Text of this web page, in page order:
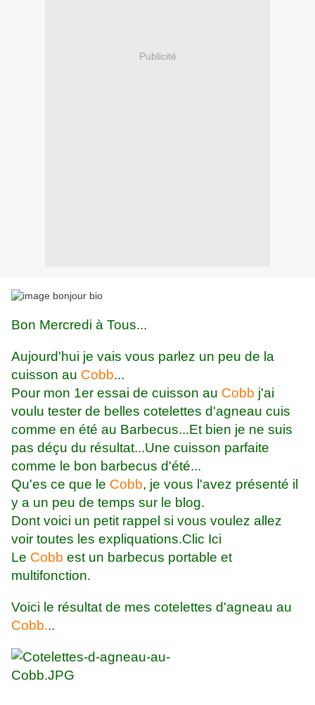
Publicité
Bon Mercredi à Tous...
Aujourd'hui je vais vous parlez un peu de la
cuisson au Cobb...
Pour mon 1er essai de cuisson au Cobb j'ai
voulu tester de belles cotelettes d'agneau cuis
comme en été au Barbecus...Et bien je ne suis
pas déçu du résultat...Une cuisson parfaite
comme le bon barbecus d'été...
Qu'es ce que le Cobb, je vous l'avez présenté il
y a un peu de temps sur le blog.
Dont voici un petit rappel si vous voulez allez
voir toutes les expliquations.Clic Ici
Le Cobb est un barbecus portable et
multifonction.
Voici le résultat de mes cotelettes d'agneau au
Cobb...